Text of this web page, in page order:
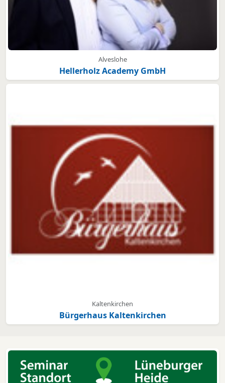
Alveslohe
Hellerholz Academy GmbH
Kaltenkirchen
Bürgerhaus Kaltenkirchen